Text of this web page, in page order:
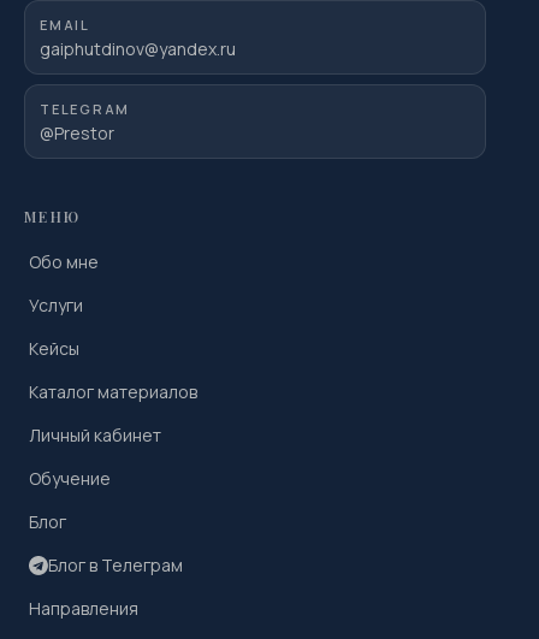
EMAIL
gaiphutdinov@yandex.ru
TELEGRAM
@Prestor
МЕНЮ
Обо мне
Услуги
Кейсы
Каталог материалов
Личный кабинет
Обучение
Блог
Блог в Телеграм
Направления